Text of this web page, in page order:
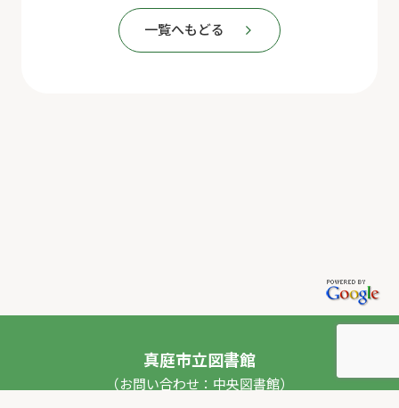
一覧へもどる
真庭市立図書館
（お問い合わせ：中央図書館）